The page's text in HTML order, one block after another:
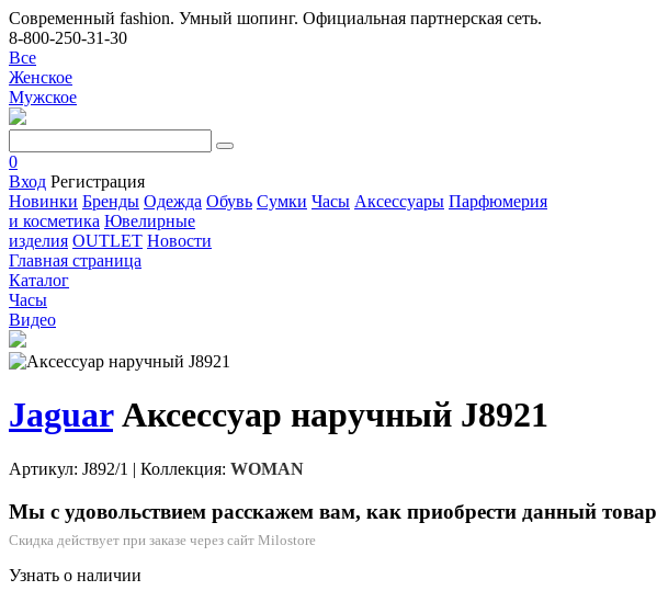
Современный fashion. Умный шопинг. Официальная партнерская сеть.
8-800-250-31-30
Все
Женское
Мужское
0
Вход Регистрация
Новинки Бренды Одежда Обувь Сумки Часы Аксессуары Парфюмерия
и косметика Ювелирные
изделия OUTLET Новости
Главная страница
Каталог
Часы
Видео
JaguarАксессуар наручный J8921
Артикул: J892/1 | Коллекция: WOMAN
Мы с удовольствием расскажем вам, как приобрести данный товар
Скидка действует при заказе через сайт Milostore
Узнать о наличии